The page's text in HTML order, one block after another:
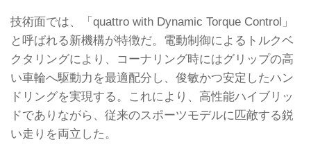
技術面では、「quattro with Dynamic Torque Control」
と呼ばれる新機構が特徴だ。電動制御によるトルクベ
クタリングにより、コーナリング時にはグリップの高
い車輪へ駆動力を最適配分し、俊敏かつ安定したハン
ドリングを実現する。これにより、高性能ハイブリッ
ドでありながら、従来のスポーツモデルに匹敵する鋭
い走りを両立した。